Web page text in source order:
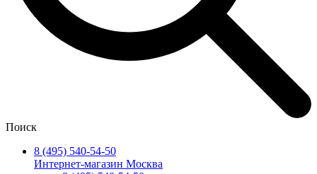
Поиск
8 (495) 540-54-50
Интернет-магазин Москва